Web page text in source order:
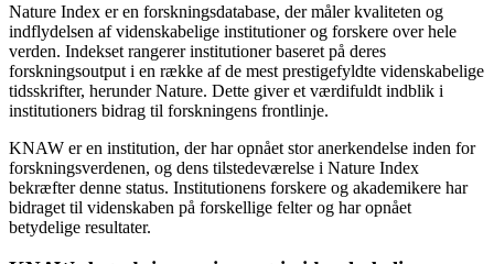
Nature Index er en forskningsdatabase, der måler kvaliteten og
indflydelsen af videnskabelige institutioner og forskere over hele
verden. Indekset rangerer institutioner baseret på deres
forskningsoutput i en række af de mest prestigefyldte videnskabelige
tidsskrifter, herunder Nature. Dette giver et værdifuldt indblik i
institutioners bidrag til forskningens frontlinje.
KNAW er en institution, der har opnået stor anerkendelse inden for
forskningsverdenen, og dens tilstedeværelse i Nature Index
bekræfter denne status. Institutionens forskere og akademikere har
bidraget til videnskaben på forskellige felter og har opnået
betydelige resultater.